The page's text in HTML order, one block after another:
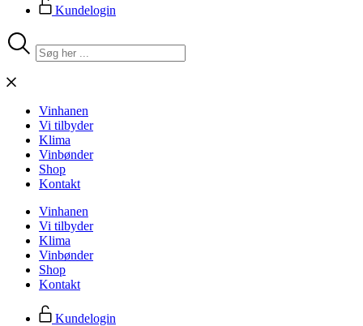
Kundelogin
Search
...
Vinhanen
Vi tilbyder
Klima
Vinbønder
Shop
Kontakt
Vinhanen
Vi tilbyder
Klima
Vinbønder
Shop
Kontakt
Kundelogin